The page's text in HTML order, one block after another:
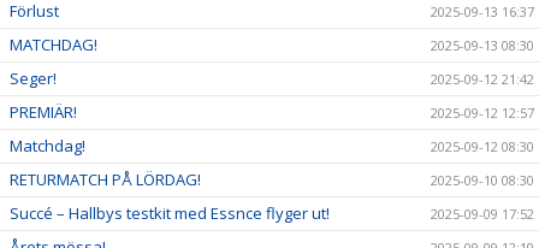
Förlust 2025-09-13 16:37
MATCHDAG! 2025-09-13 08:30
Seger! 2025-09-12 21:42
PREMIÄR! 2025-09-12 12:57
Matchdag! 2025-09-12 08:30
RETURMATCH PÅ LÖRDAG! 2025-09-10 08:30
Succé – Hallbys testkit med Essnce flyger ut! 2025-09-09 17:52